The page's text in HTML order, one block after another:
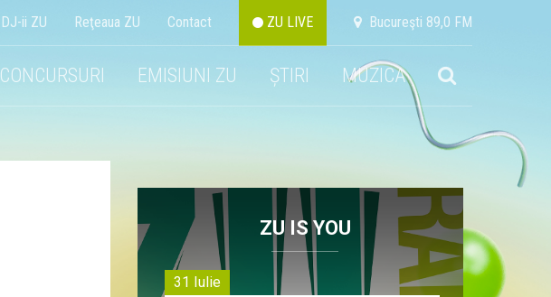
DJ-ii ZU Reţeaua ZU Contact ZU LIVE Bucureşti 89,0 FM
CONCURSURI EMISIUNI ZU ȘTIRI MUZICA
ZU IS YOU
31 Iulie